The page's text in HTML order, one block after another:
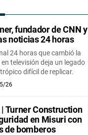
fundador de CNN y
noticias 24 horas
24 horas que cambió la
televisión deja un legado
difícil de replicar.
26
| Turner Construction
en Misuri con
de bomberos